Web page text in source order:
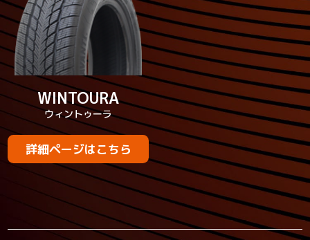
WINTOURA
ウィントゥーラ
詳細ページはこちら